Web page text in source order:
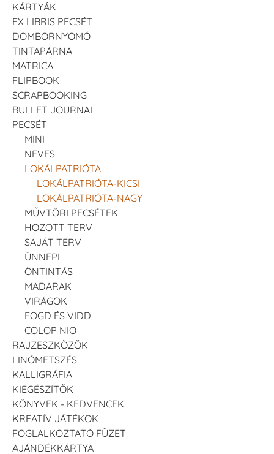
KÁRTYÁK
EX LIBRIS PECSÉT
DOMBORNYOMÓ
TINTAPÁRNA
MATRICA
FLIPBOOK
SCRAPBOOKING
BULLET JOURNAL
PECSÉT
MINI
NEVES
LOKÁLPATRIÓTA
LOKÁLPATRIÓTA-KICSI
LOKÁLPATRIÓTA-NAGY
MŰVTÖRI PECSÉTEK
HOZOTT TERV
SAJÁT TERV
ÜNNEPI
ÖNTINTÁS
MADARAK
VIRÁGOK
FOGD ÉS VIDD!
COLOP NIO
RAJZESZKÖZÖK
LINÓMETSZÉS
KALLIGRÁFIA
KIEGÉSZÍTŐK
KÖNYVEK - KEDVENCEK
KREATÍV JÁTÉKOK
FOGLALKOZTATÓ FÜZET
AJÁNDÉKKÁRTYA